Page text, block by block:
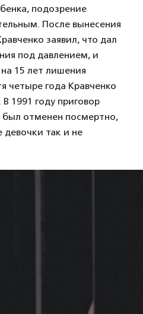
подозрение
После вынесения
заявил, что дал
под давлением, и
15 лет лишения
четыре года Кравченко
В 1991 году приговор
был отменен посмертно,
девочки так и не